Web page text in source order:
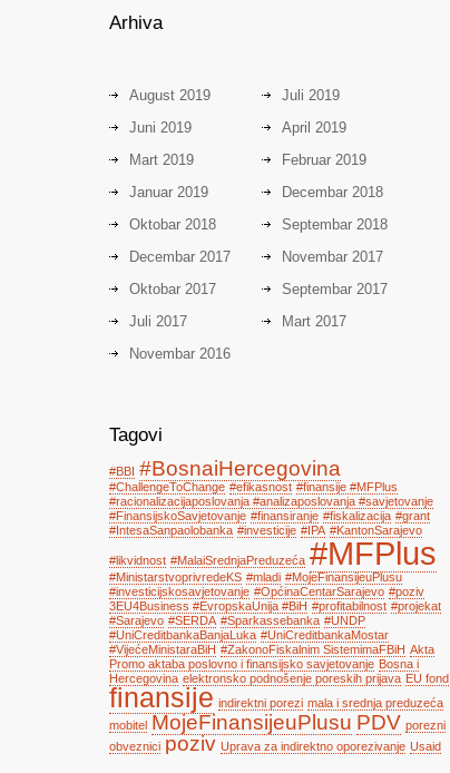
Arhiva
August 2019
Juli 2019
Juni 2019
April 2019
Mart 2019
Februar 2019
Januar 2019
Decembar 2018
Oktobar 2018
Septembar 2018
Decembar 2017
Novembar 2017
Oktobar 2017
Septembar 2017
Juli 2017
Mart 2017
Novembar 2016
Tagovi
#BBI #BosnaiHercegovina
#ChallengeToChange #efikasnost #finansije #MFPlus
#racionalizacijaposlovanja #analizaposlovanja #savjetovanje
#FinansijskoSavjetovanje #finansiranje #fiskalizacija #grant
#IntesaSanpaolobanka #investicije #IPA #KantonSarajevo
#likvidnost #MalaiSrednjaPreduzeća #MFPlus
#MinistarstvoprivredeKS #mladi #MojeFinansijeuPlusu
#investicijskosavjetovanje #OpćinaCentarSarajevo #poziv
3EU4Business #EvropskaUnija #BiH #profitabilnost #projekat
#Sarajevo #SERDA #Sparkassebanka #UNDP
#UniCreditbankaBanjaLuka #UniCreditbankaMostar
#VijećeMinistaraBiH #ZakonoFiskalnim SistemimaFBiH Akta
Promo aktaba poslovno i finansijsko savjetovanje Bosna i
Hercegovina elektronsko podnošenje poreskih prijava EU fond
finansije indirektni porezi mala i srednja preduzeća
mobitel MojeFinansijeuPlusu PDV porezni
obveznici poziv Uprava za indirektno oporezivanje Usaid